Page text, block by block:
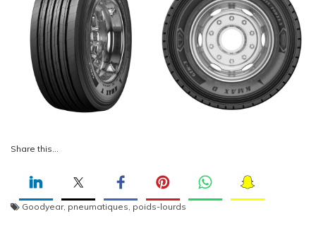
Share this…
Goodyear, pneumatiques poids-lourds